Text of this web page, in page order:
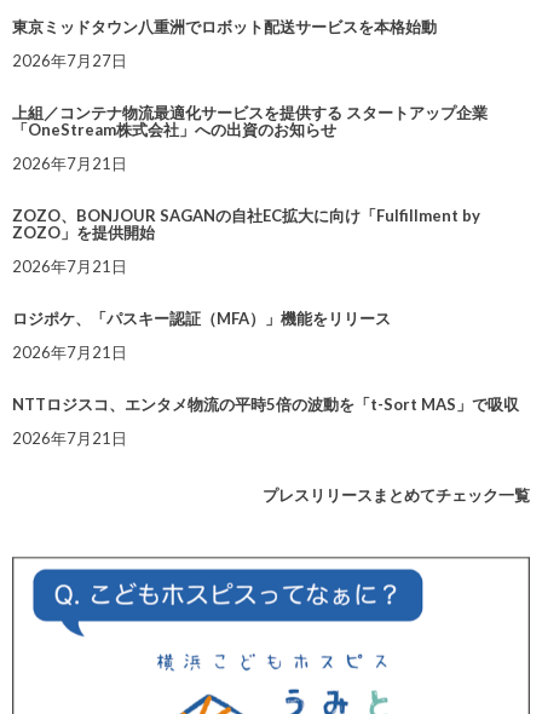
東京ミッドタウン八重洲でロボット配送サービスを本格始動
2026年7月27日
上組／コンテナ物流最適化サービスを提供する スタートアップ企業
「OneStream株式会社」への出資のお知らせ
2026年7月21日
ZOZO、BONJOUR SAGANの自社EC拡大に向け「Fulfillment by
ZOZO」を提供開始
2026年7月21日
ロジポケ、「パスキー認証（MFA）」機能をリリース
2026年7月21日
NTTロジスコ、エンタメ物流の平時5倍の波動を「t-Sort MAS」で吸収
2026年7月21日
プレスリリースまとめてチェック一覧